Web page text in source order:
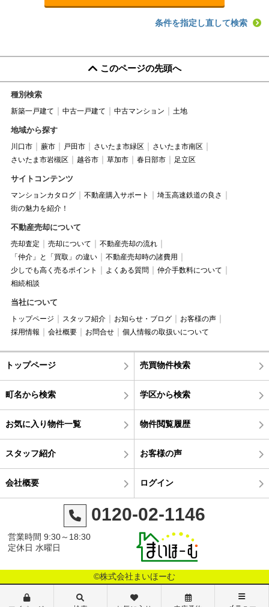
条件を指定し直して検索
このページの先頭へ
種別検索
新築一戸建て 中古一戸建て 中古マンション 土地
地域から探す
川口市 蕨市 戸田市 さいたま市緑区
さいたま市南区
さいたま市岩槻区
越谷市 草加市 春日部市 足立区
サイトコンテンツ
マンションカタログ 不動産購入サポート
埼玉高速鉄道の良さ
街の魅力を紹介！
不動産売却について
売却査定 売却について
不動産売却の流れ
「仲介」と「買取」の違い
不動産売却時の諸費用
少しでも高く売るポイント
よくある質問
仲介手数料について
相続相談
当社について
トップページ スタッフ紹介 お知らせ・ブログ
お客様の声
採用情報
会社概要 お問合せ 個人情報の取扱いについて
トップページ 売買物件検索
町名から検索 学区から検索
お気に入り物件一覧 物件閲覧履歴
スタッフ紹介 お客様の声
会社概要 ログイン
0120-02-1146
営業時間 9:30～18:30
定休日 水曜日
©株式会社まいほーむ